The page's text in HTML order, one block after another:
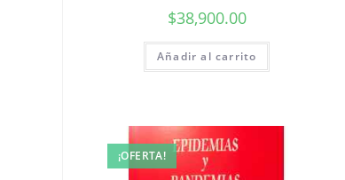
$38,900.00
Añadir al carrito
¡OFERTA!